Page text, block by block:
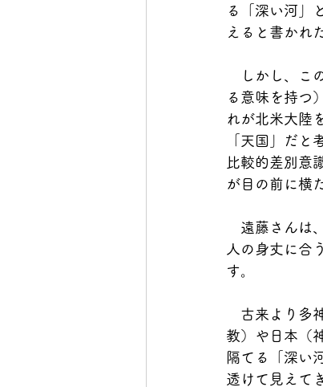
る「深い河」
えると書かれ
しかし、こ
る意味を持つ
れが北米大陸
「天国」だと
比較的差別意
が目の前に横
遠藤さんは
人の身丈に合
す。
古来より多
教）や日本（
隔てる「深い
透けて見えて